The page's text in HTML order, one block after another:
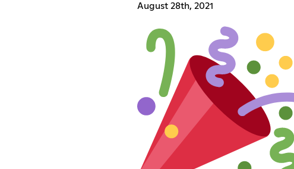
August 28th, 2021